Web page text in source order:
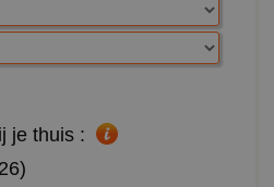
je thuis :